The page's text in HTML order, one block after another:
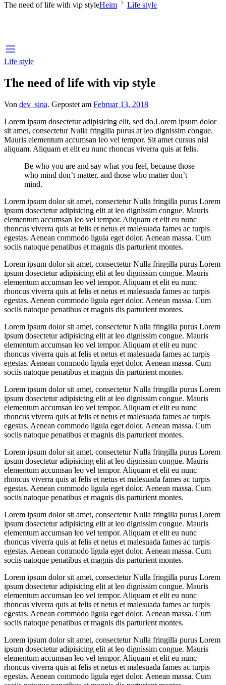
The need of life with vip styleHeim Life style
Life style
The need of life with vip style
Von dev_sina. Gepostet am Februar 13, 2018
Lorem ipsum dosectetur adipisicing elit, sed do.Lorem ipsum dolor
sit amet, consectetur Nulla fringilla purus at leo dignissim congue.
Mauris elementum accumsan leo vel tempor. Sit amet cursus nisl
aliquam. Aliquam et elit eu nunc rhoncus viverra quis at felis.
Be who you are and say what you feel, because those
who mind don’t matter, and those who matter don’t
mind.
Lorem ipsum dolor sit amet, consectetur Nulla fringilla purus Lorem
ipsum dosectetur adipisicing elit at leo dignissim congue. Mauris
elementum accumsan leo vel tempor. Aliquam et elit eu nunc
rhoncus viverra quis at felis et netus et malesuada fames ac turpis
egestas. Aenean commodo ligula eget dolor. Aenean massa. Cum
sociis natoque penatibus et magnis dis parturient montes.
Lorem ipsum dolor sit amet, consectetur Nulla fringilla purus Lorem
ipsum dosectetur adipisicing elit at leo dignissim congue. Mauris
elementum accumsan leo vel tempor. Aliquam et elit eu nunc
rhoncus viverra quis at felis et netus et malesuada fames ac turpis
egestas. Aenean commodo ligula eget dolor. Aenean massa. Cum
sociis natoque penatibus et magnis dis parturient montes.
Lorem ipsum dolor sit amet, consectetur Nulla fringilla purus Lorem
ipsum dosectetur adipisicing elit at leo dignissim congue. Mauris
elementum accumsan leo vel tempor. Aliquam et elit eu nunc
rhoncus viverra quis at felis et netus et malesuada fames ac turpis
egestas. Aenean commodo ligula eget dolor. Aenean massa. Cum
sociis natoque penatibus et magnis dis parturient montes.
Lorem ipsum dolor sit amet, consectetur Nulla fringilla purus Lorem
ipsum dosectetur adipisicing elit at leo dignissim congue. Mauris
elementum accumsan leo vel tempor. Aliquam et elit eu nunc
rhoncus viverra quis at felis et netus et malesuada fames ac turpis
egestas. Aenean commodo ligula eget dolor. Aenean massa. Cum
sociis natoque penatibus et magnis dis parturient montes.
Lorem ipsum dolor sit amet, consectetur Nulla fringilla purus Lorem
ipsum dosectetur adipisicing elit at leo dignissim congue. Mauris
elementum accumsan leo vel tempor. Aliquam et elit eu nunc
rhoncus viverra quis at felis et netus et malesuada fames ac turpis
egestas. Aenean commodo ligula eget dolor. Aenean massa. Cum
sociis natoque penatibus et magnis dis parturient montes.
Lorem ipsum dolor sit amet, consectetur Nulla fringilla purus Lorem
ipsum dosectetur adipisicing elit at leo dignissim congue. Mauris
elementum accumsan leo vel tempor. Aliquam et elit eu nunc
rhoncus viverra quis at felis et netus et malesuada fames ac turpis
egestas. Aenean commodo ligula eget dolor. Aenean massa. Cum
sociis natoque penatibus et magnis dis parturient montes.
Lorem ipsum dolor sit amet, consectetur Nulla fringilla purus Lorem
ipsum dosectetur adipisicing elit at leo dignissim congue. Mauris
elementum accumsan leo vel tempor. Aliquam et elit eu nunc
rhoncus viverra quis at felis et netus et malesuada fames ac turpis
egestas. Aenean commodo ligula eget dolor. Aenean massa. Cum
sociis natoque penatibus et magnis dis parturient montes.
Lorem ipsum dolor sit amet, consectetur Nulla fringilla purus Lorem
ipsum dosectetur adipisicing elit at leo dignissim congue. Mauris
elementum accumsan leo vel tempor. Aliquam et elit eu nunc
rhoncus viverra quis at felis et netus et malesuada fames ac turpis
egestas. Aenean commodo ligula eget dolor. Aenean massa. Cum